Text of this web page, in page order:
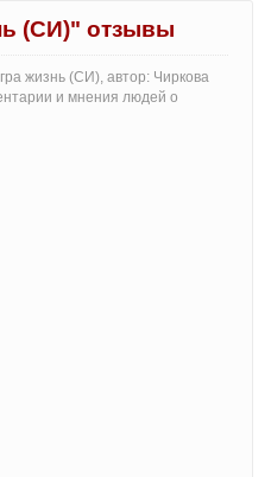
(СИ)" отзывы
жизнь (СИ), автор: Чиркова
и мнения людей о